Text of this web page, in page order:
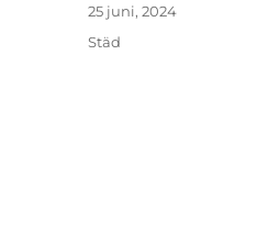
Publicerat
den
25 juni, 2024
Kategorier
Städ